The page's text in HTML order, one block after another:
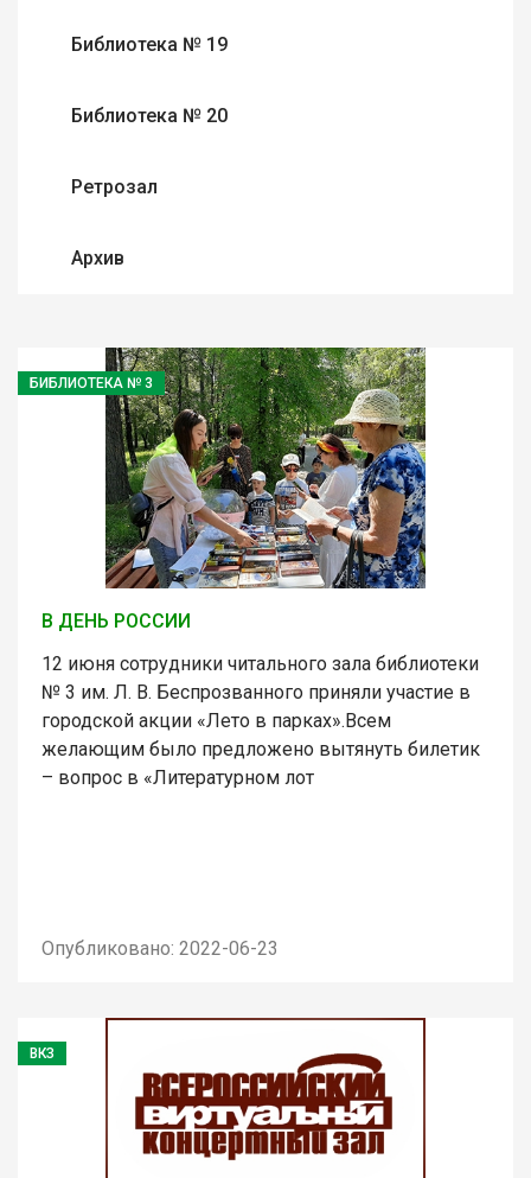
Библиотека № 19
Библиотека № 20
Ретрозал
Архив
БИБЛИОТЕКА № 3
В ДЕНЬ РОССИИ
12 июня сотрудники читального зала библиотеки
№ 3 им. Л. В. Беспрозванного приняли участие в
городской акции «Лето в парках».Всем
желающим было предложено вытянуть билетик
– вопрос в «Литературном лот
Опубликовано: 2022-06-23
ВКЗ